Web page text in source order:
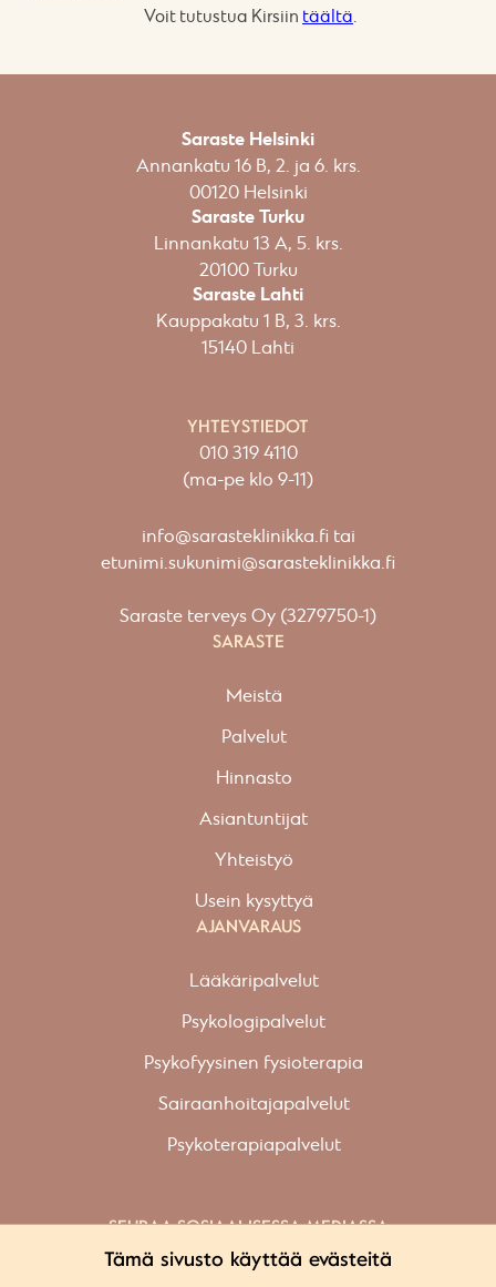
Tämä sivusto käyttää evästeitä
Voit tutustua Kirsiin täältä.
Saraste Helsinki
Annankatu 16 B, 2. ja 6. krs.
00120 Helsinki​
Saraste Turku
Linnankatu 13 A, 5. krs.
20100 Turku
Saraste Lahti
Kauppakatu 1 B, 3. krs.
15140 Lahti
YHTEYSTIEDOT
010 319 4110
(ma-pe klo 9-11)
info@sarasteklinikka.fi tai
etunimi.sukunimi@sarasteklinikka.fi
Saraste terveys Oy (3279750-1)
SARASTE
Meistä
Palvelut
Hinnasto
Asiantuntijat
Yhteistyö
Usein kysyttyä
AJANVARAUS
Lääkäripalvelut
Psykologipalvelut
Psykofyysinen fysioterapia
Sairaanhoitajapalvelut
Psykoterapiapalvelut
SEURAA SOSIAALISESSA MEDIASSA
Facebook